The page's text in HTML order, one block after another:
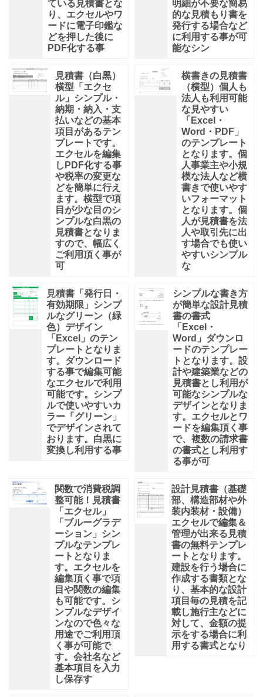
ている見積書とな
り、エクセルやワ
ードに電子印鑑な
どを押した後に
PDF化する事
明細が不要な簡易
的な見積もり書を
発行する場合など
に利用する事が可
能なシン
見積書（白黒）
横型「エクセ
ル」シンプル・
納期・納入・支
払いなどの基本
項目があるテン
プレートです。
エクセルを編集
しPDF化する事
や税率の変更な
どを簡単に行え
ます。横型で項
目が少な目のシ
ンプルな白黒の
見積書となりま
すので、幅広く
ご利用頂く事が
可
横書きの見積書
（横型）個人も
法人も利用可能
な見やすい
「Excel・
Word・PDF」
のテンプレート
となります。個
人事業主や小規
模な法人など横
書きで使いやす
いフォーマット
となります。個
人が見積書を法
人や取引先に出
す場合でも使い
やすいシンプル
な
見積書「発行日・
有効期限」シンプ
ルなグリーン（緑
色）デザイン
「Excel」のテン
プレートとなりま
す。ダウンロード
する事で編集可能
なエクセルで利用
可能です。シンプ
ルで使いやすいカ
ラー「グリーン」
でデザインされて
おります。白黒に
変換し利用する事
シンプルな書き方
が簡単な設計見積
書の書式
「Excel・
Word」ダウンロ
ードのテンプレー
トとなります。設
計や建築業などの
見積書とし利用が
可能なシンプルな
デザインとなりま
す。エクセルとワ
ードを編集頂く事
で、複数の請求書
の書式とし利用す
る事が可
関数で消費税調
整可能！見積書
「エクセル」
「ブルーグラデ
ーション」シン
プルなテンプレ
ートとなりま
す。エクセルを
編集頂く事で項
目や関数の編集
も可能です。シ
ンプルなデザイ
ンなので色々な
用途でご利用頂
く事が可能で
す。会社名など
基本項目を入力
し保存す
設計見積書（基礎
部、構造部材や外
装内装材・設備）
エクセルで編集＆
管理が出来る見積
書の無料テンプレ
ートとなります。
建設を行う場合に
作成する書類とな
り、基本的な設計
項目毎の見積を記
載し施行主などに
対して、金額の提
示をする場合に利
用する書式となり